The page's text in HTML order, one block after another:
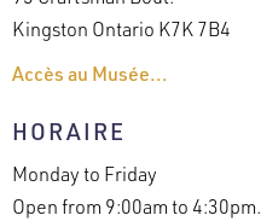
Kingston Ontario K7K 7B4
Accès au Musée...
HORAIRE
Monday to Friday
Open from 9:00am to 4:30pm.